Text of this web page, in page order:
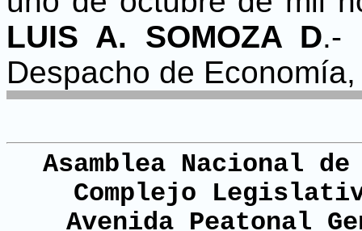
LUIS A. SOMOZA D.-
Despacho de
Asamblea Nacional
Complejo
Avenida Peatonal